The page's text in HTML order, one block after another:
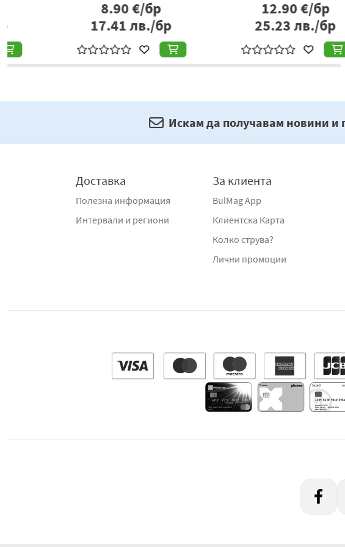
€/бр
лв./бр
€/бр
лв./бр
Искам да получавам новини и
Доставка
Полезна информация
Интервали и региони
За клиента
BulMag App
Клиентска Карта
Колко струва?
Лични промоции